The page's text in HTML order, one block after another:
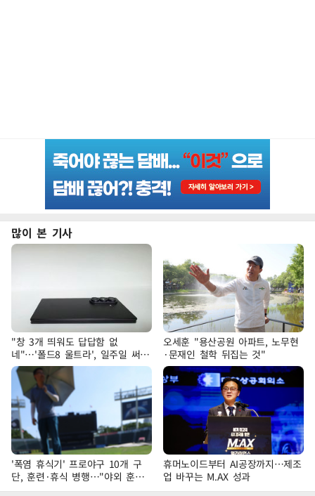
많이 본 기사
"창 3개 띄워도 답답함 없
네"…'폴드8 울트라', 일주일 써보
니
오세훈 "용산공원 아파트, 노무현
·문재인 철학 뒤집는 것"
'폭염 휴식기' 프로야구 10개 구
단, 훈련·휴식 병행…"야외 훈련
해도 안전 최우선"
휴머노이드부터 AI공장까지…제조
업 바꾸는 M.AX 성과